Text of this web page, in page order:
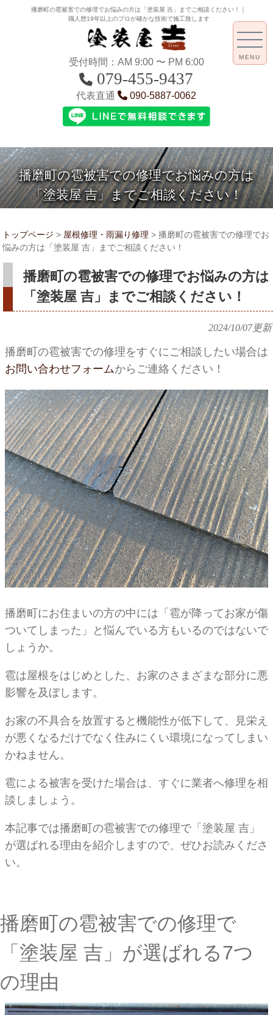
播磨町の雹被害での修理でお悩みの方は「塗装屋 吉」までご相談ください！｜
職人歴19年以上のプロが確かな技術で施工致します
受付時間：AM 9:00 〜 PM 6:00
079-455-9437
代表直通 090-5887-0062
播磨町の雹被害での修理でお悩みの方は
「塗装屋 吉」までご相談ください！
MENU
トップページ > 屋根修理・雨漏り修理 > 播磨町の雹被害での修理でお
悩みの方は「塗装屋 吉」までご相談ください！
播磨町の雹被害での修理でお悩みの方は
「塗装屋 吉」までご相談ください！
2024/10/07更新
播磨町の雹被害での修理をすぐにご相談したい場合は
お問い合わせフォームからご連絡ください！
播磨町にお住まいの方の中には「雹が降ってお家が傷
ついてしまった」と悩んでいる方もいるのではないで
しょうか。
雹は屋根をはじめとした、お家のさまざまな部分に悪
影響を及ぼします。
お家の不具合を放置すると機能性が低下して、見栄え
が悪くなるだけでなく住みにくい環境になってしまい
かねません。
雹による被害を受けた場合は、すぐに業者へ修理を相
談しましょう。
本記事では播磨町の雹被害での修理で「塗装屋 吉」
が選ばれる理由を紹介しますので、ぜひお読みくださ
い。
播磨町の雹被害での修理で
「塗装屋 吉」が選ばれる7つ
の理由